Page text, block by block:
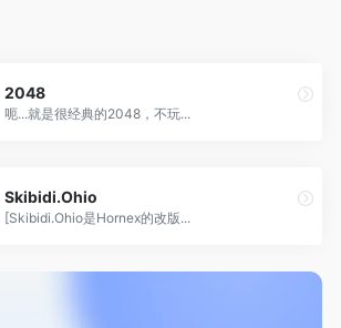
2048
呃...就是很经典的2048，不玩...
Skibidi.Ohio
[Skibidi.Ohio是Hornex的改版...